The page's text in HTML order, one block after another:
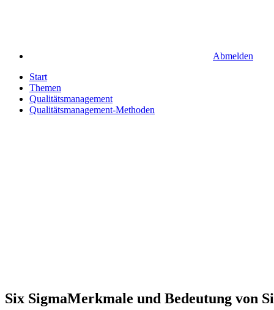
Abmelden
Start
Themen
Qualitätsmanagement
Qualitätsmanagement-Methoden
Six SigmaMerkmale und Bedeutung von